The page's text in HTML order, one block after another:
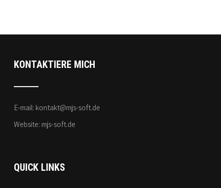
KONTAKTIERE MICH
E-mail: kontakt@mjs-soft.de
Website: mjs-soft.de
QUICK LINKS